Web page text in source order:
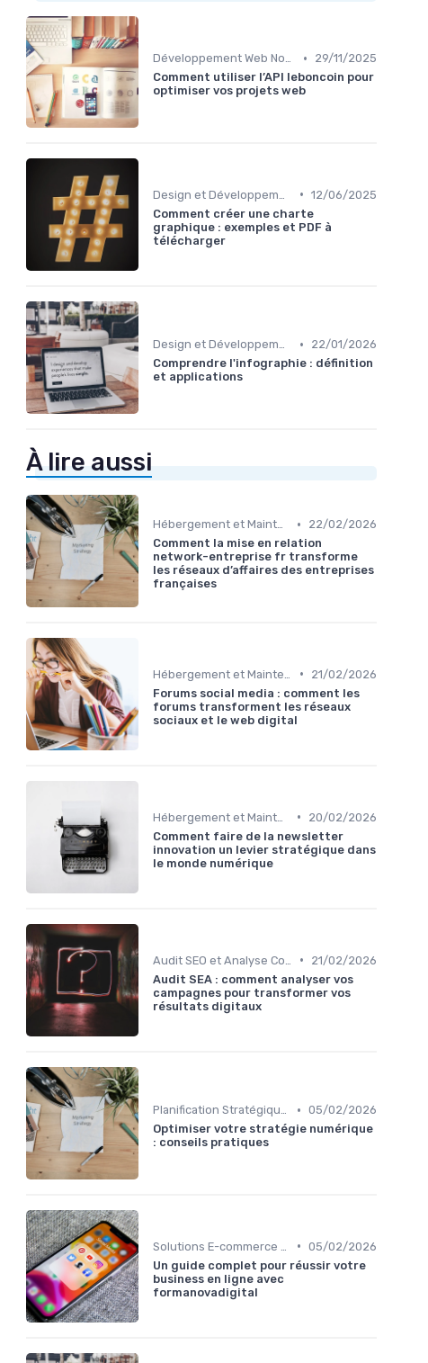
Développement Web No-Code/Low-Code •
29/11/2025
Comment utiliser l’API leboncoin pour
optimiser vos projets web
• 12/06/2025
Comment créer une charte
graphique : exemples et PDF à
télécharger
Design et Développement Web •
22/01/2026
Comprendre l'infographie : définition
et applications
À lire aussi
Hébergement et Maintenance Web •
22/02/2026
Comment la mise en relation
network-entreprise fr transforme
les réseaux d’affaires des entreprises
françaises
•
21/02/2026
Forums social media : comment les
forums transforment les réseaux
sociaux et le web digital
•
20/02/2026
Comment faire de la newsletter
innovation un levier stratégique dans
le monde numérique
•
21/02/2026
Audit SEA : comment analyser vos
campagnes pour transformer vos
résultats digitaux
Planification Stratégique Digitale • 05/02/2026
Optimiser votre stratégie numérique
: conseils pratiques
• 05/02/2026
Un guide complet pour réussir votre
business en ligne avec
formanovadigital